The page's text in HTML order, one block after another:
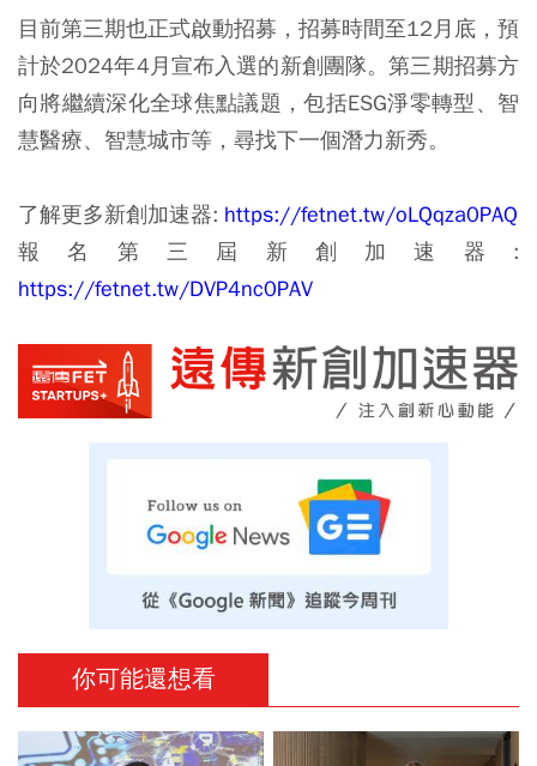
目前第三期也正式啟動招募，招募時間至12月底，預
計於2024年4月宣布入選的新創團隊。第三期招募方
向將繼續深化全球焦點議題，包括ESG淨零轉型、智
慧醫療、智慧城市等，尋找下一個潛力新秀。
了解更多新創加速器: https://fetnet.tw/oLQqza0PAQ
報名第三屆新創加速器:
https://fetnet.tw/DVP4nc0PAV
你可能還想看